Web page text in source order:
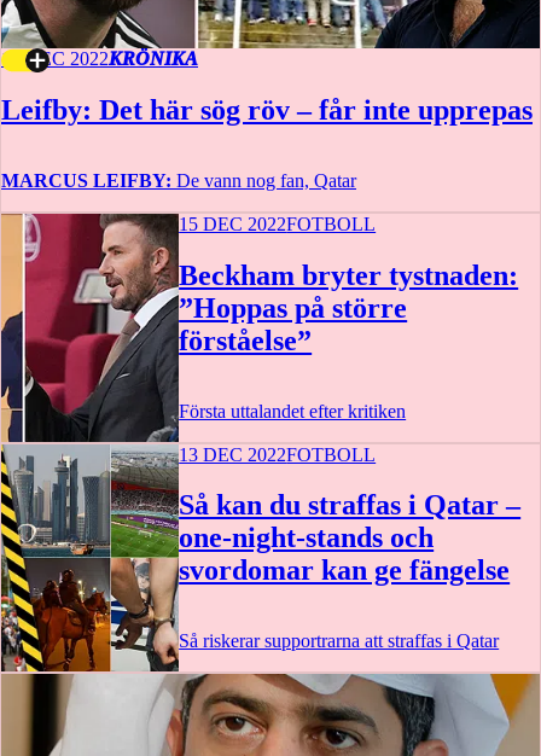
18 DEC 2022KRÖNIKA
Leifby: Det här sög röv – får inte upprepas
MARCUS LEIFBY: De vann nog fan, Qatar
15 DEC 2022FOTBOLL
Beckham bryter tystnaden:
”Hoppas på större
förståelse”
Första uttalandet efter kritiken
13 DEC 2022FOTBOLL
Så kan du straffas i Qatar –
one-night-stands och
svordomar kan ge fängelse
Så riskerar supportrarna att straffas i Qatar